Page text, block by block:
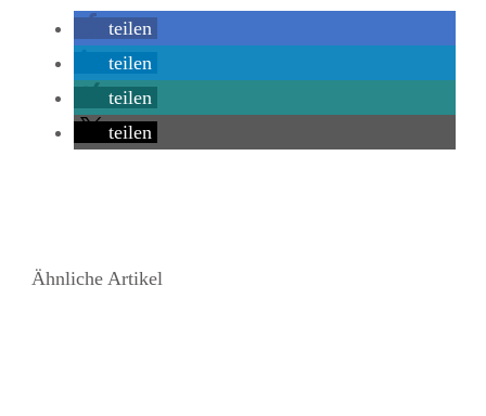
teilen
teilen
teilen
teilen
Ähnliche Artikel